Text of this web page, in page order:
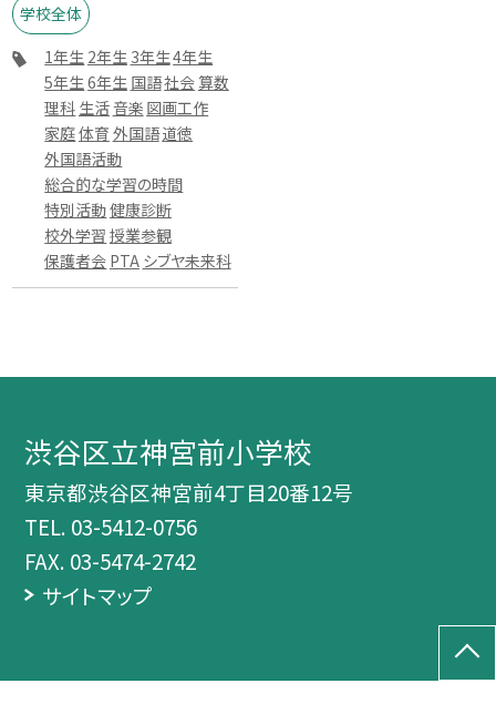
学校全体
1年生 2年生 3年生4年生
5年生6年生 国語社会算数
理科 生活音楽 図画工作
家庭体育 外国語道徳
外国語活動
総合的な学習の時間
特別活動健康診断
校外学習 授業参観
保護者会 PTA シブヤ未来科
渋谷区立神宮前小学校
東京都渋谷区神宮前4丁目20番12号
TEL. 03-5412-0756
FAX. 03-5474-2742
サイトマップ